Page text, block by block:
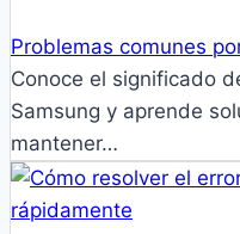
Problemas comunes
Conoce el significado
Samsung y aprende
mantener…